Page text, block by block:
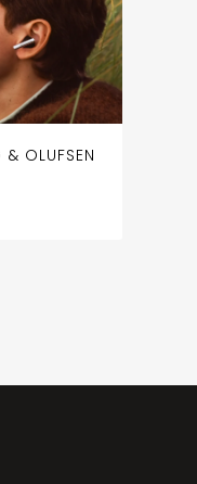
OLUFSEN